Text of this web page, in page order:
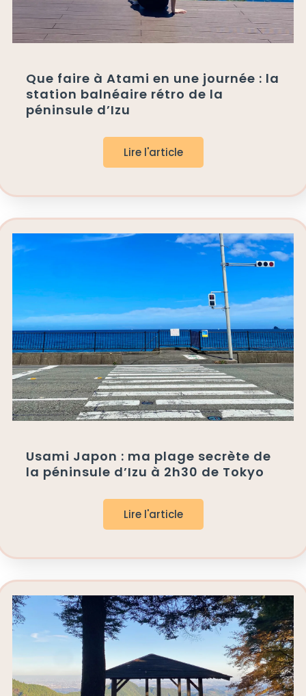
Que faire à Atami en une journée : la
station balnéaire rétro de la
péninsule d’Izu
Lire l'article
Usami Japon : ma plage secrète de
la péninsule d’Izu à 2h30 de Tokyo
Lire l'article